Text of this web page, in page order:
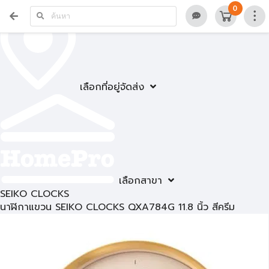
เลือกที่อยู่จัดส่ง
เลือกสาขา
0
SEIKO CLOCKS
นาฬิกาแขวน SEIKO CLOCKS QXA784G 11.8 นิ้ว สีครีม